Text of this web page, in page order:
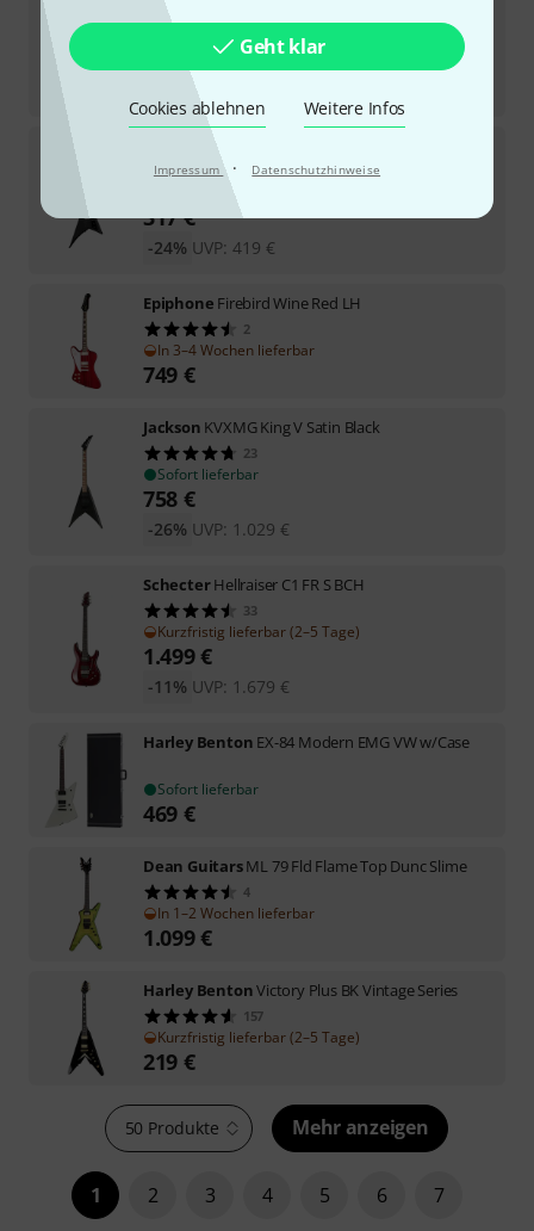
Geht klar
Cookies ablehnen Weitere Infos
Impressum · Datenschutzhinweise
Sofort lieferbar
UVP:
JS32T Rhoads AH SBK
34
In 1–2 Wochen lieferbar
317€
UVP: 419 €
-24%
Epiphone Firebird Wine Red LH
2
In 3–4 Wochen lieferbar
749 €
Jackson KVXMG King V Satin Black
23
Sofort lieferbar
758 €
UVP: 1.029 €
-26%
SchecterHellraiser C1 FR S BCH
33
Kurzfristig lieferbar (2–5 Tage)
1.499€
UVP: 1.679 €
-11%
Harley Benton EX-84 Modern EMG VW w/Case
Sofort lieferbar
469 €
Dean GuitarsML 79 Fld Flame Top Dunc Slime
4
In 1–2 Wochen lieferbar
1.099€
Harley BentonVictory Plus BK Vintage Series
157
Kurzfristig lieferbar (2–5 Tage)
219 €
50 Produkte Mehr anzeigen
1 2 3 4 5 6 7